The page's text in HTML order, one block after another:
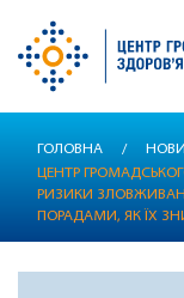
основного
вмісту
ГОЛОВНА /
ЦЕНТР
РИЗИКИ
ПОРАДАМИ, ЯК ЇХ